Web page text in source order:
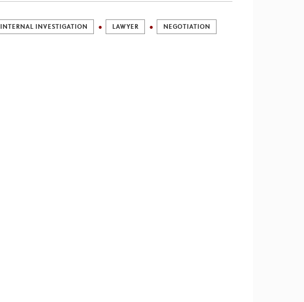
INTERNAL INVESTIGATION LAWYER NEGOTIATION